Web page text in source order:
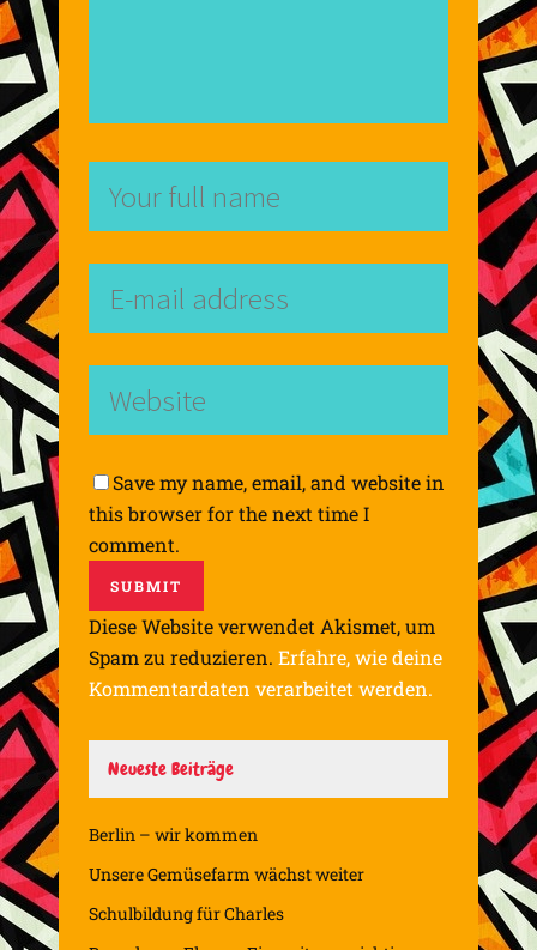
Save my name, email, and website in
this browser for the next time I
comment.
Diese Website verwendet Akismet, um
Spam zu reduzieren. Erfahre, wie deine
Kommentardaten verarbeitet werden.
Neueste Beiträge
Berlin – wir kommen
Unsere Gemüsefarm wächst weiter
Schulbildung für Charles